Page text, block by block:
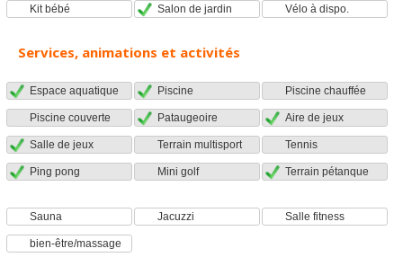
Kit bébé Salon de jardin Vélo à dispo.
Services, animations et activités
Espace aquatique Piscine Piscine chauffée
Piscine couverte Pataugeoire Aire de jeux
Salle de jeux Terrain multisport Tennis
Ping pong Mini golf Terrain pétanque
Sauna Jacuzzi Salle fitness
bien-être/massage